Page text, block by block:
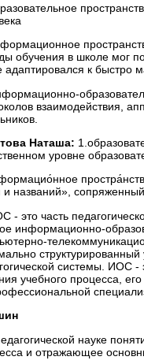
обучения в школе мог
адаптировался к быстро
взаимодействия,
Наташа:
уровне
и названий»,
- это часть
информационно-
системы. ИОС -
учебного процесса,
науке
и отражающее